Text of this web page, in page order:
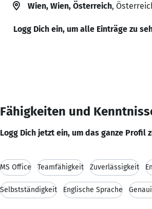
Wien, Wien, Österreich,
Logg Dich ein, um alle Einträge zu
Fähigkeiten und
Logg Dich jetzt ein, um das ganze Profil
MS Office Teamfähigkeit Zuverlässigkeit
Selbstständigkeit Englische Sprache